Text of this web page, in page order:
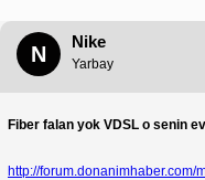
N
Nike
Yarbay
Fiber falan yok VDSL o senin
http://forum.donanimhaber.com/